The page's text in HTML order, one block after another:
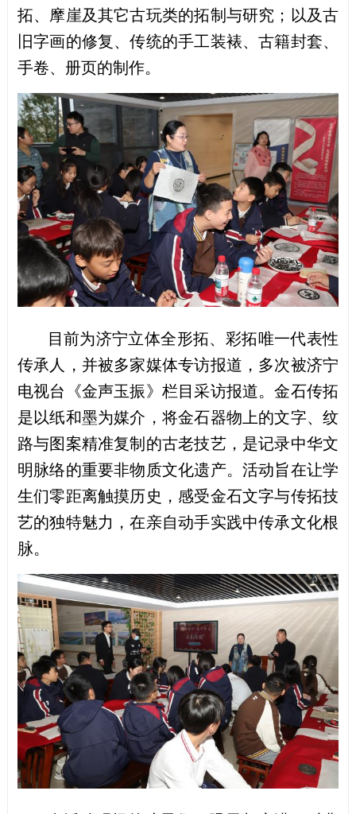
拓、摩崖及其它古玩类的拓制与研究；以及古
旧字画的修复、传统的手工装裱、古籍封套、
手卷、册页的制作。
目前为济宁立体全形拓、彩拓唯一代表性
传承人，并被多家媒体专访报道，多次被济宁
电视台《金声玉振》栏目采访报道。金石传拓
是以纸和墨为媒介，将金石器物上的文字、纹
路与图案精准复制的古老技艺，是记录中华文
明脉络的重要非物质文化遗产。活动旨在让学
生们零距离触摸历史，感受金石文字与传拓技
艺的独特魅力，在亲自动手实践中传承文化根
脉。